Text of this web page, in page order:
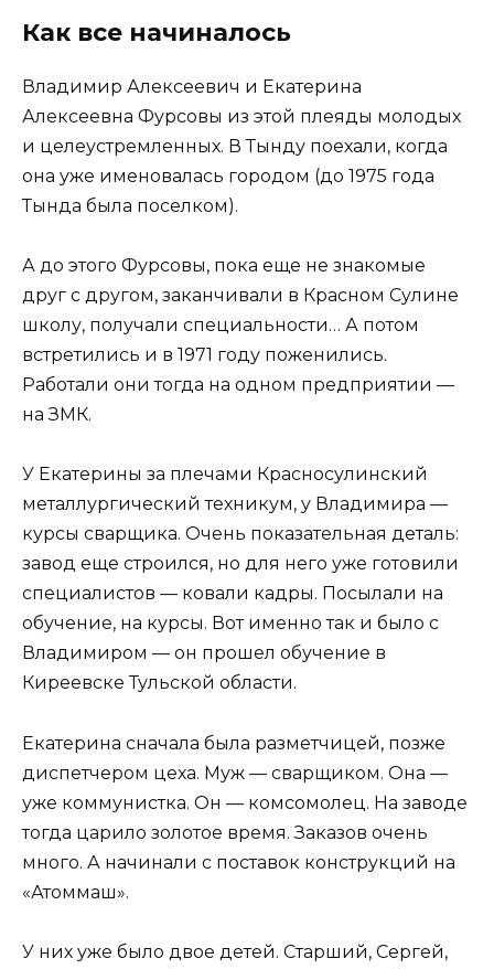
Как все начиналось
Владимир Алексеевич и Екатерина
Алексеевна Фурсовы из этой плеяды молодых
и целеустремленных. В Тынду поехали, когда
она уже именовалась городом (до 1975 года
Тында была поселком).
А до этого Фурсовы, пока еще не знакомые
друг с другом, заканчивали в Красном Сулине
школу, получали специальности… А потом
встретились и в 1971 году поженились.
Работали они тогда на одном предприятии —
на ЗМК.
У Екатерины за плечами Красносулинский
металлургический техникум, у Владимира —
курсы сварщика. Очень показательная деталь:
завод еще строился, но для него уже готовили
специалистов — ковали кадры. Посылали на
обучение, на курсы. Вот именно так и было с
Владимиром — он прошел обучение в
Киреевске Тульской области.
Екатерина сначала была разметчицей, позже
диспетчером цеха. Муж — сварщиком. Она —
уже коммунистка. Он — комсомолец. На заводе
тогда царило золотое время. Заказов очень
много. А начинали с поставок конструкций на
«Атоммаш».
У них уже было двое детей. Старший, Сергей,